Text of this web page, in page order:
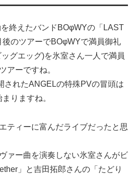
終えたバンドBOφWYの「LAST
のツアーでBOφWYで満員御礼
グエッグ)を氷室さん一人で満員
アーですね。
されたANGELの特殊PVの冒頭は
りますね。
ティーに富んだライブだったと思
ァー曲を演奏しない氷室さんがビ
」と吉田拓郎さんの「たどり